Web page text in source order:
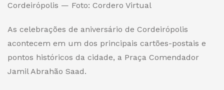
Cordeirópolis — Foto: Cordero Virtual
As celebrações de aniversário de Cordeirópolis
acontecem em um dos principais cartões-postais e
pontos históricos da cidade, a Praça Comendador
Jamil Abrahão Saad.